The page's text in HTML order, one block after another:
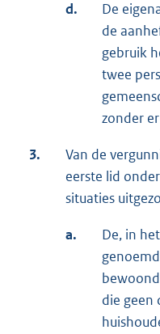
d.
De
de
gebruik
twee
zonder
3.
Van de
eerste lid
situaties
a.
De, in
die geen